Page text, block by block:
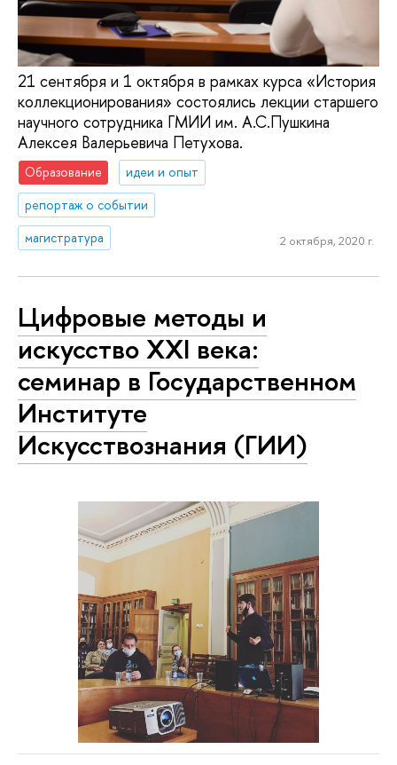
21 сентября и 1 октября в рамках курса «История
коллекционирования» состоялись лекции старшего
научного сотрудника ГМИИ им. А.С.Пушкина
Алексея Валерьевича Петухова.
Образование
идеи и опыт
репортаж о событии
магистратура
2 октября, 2020 г.
Цифровые методы и
искусство XXI века:
семинар в Государственном
Институте
Искусствознания (ГИИ)